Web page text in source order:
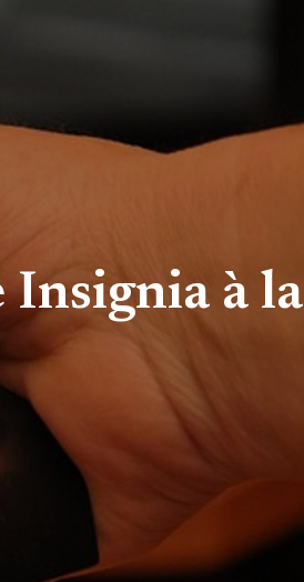
Insignia à la